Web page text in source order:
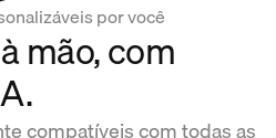
por você
mão, com
compatíveis com todas as